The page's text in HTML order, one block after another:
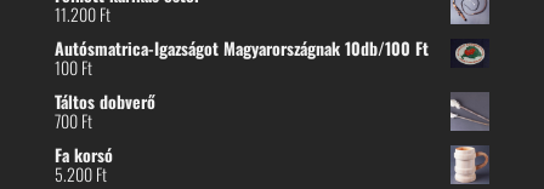
11.200Ft
Autósmatrica-Igazságot Magyarországnak 10db/100 Ft
100Ft
Táltos dobverő
700Ft
Fa korsó
5.200Ft